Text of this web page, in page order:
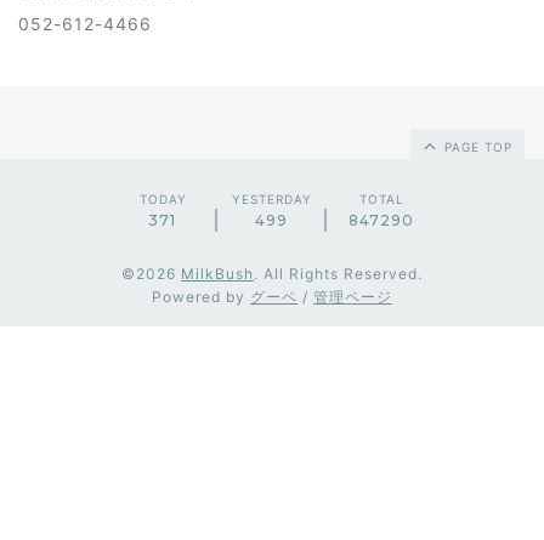
052-612-4466
PAGE TOP
TODAY
371
YESTERDAY
499
TOTAL
847290
©2026 MilkBush . All Rights Reserved.
Powered by グーペ / 管理ページ